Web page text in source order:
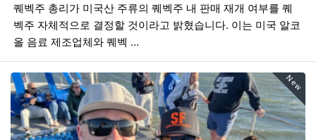
퀘벡주 총리가 미국산 주류의 퀘벡주 내 판매 재개 여부를 퀘
벡주 자체적으로 결정할 것이라고 밝혔습니다. 이는 미국 알코
올 음료 제조업체와 퀘벡 …
New